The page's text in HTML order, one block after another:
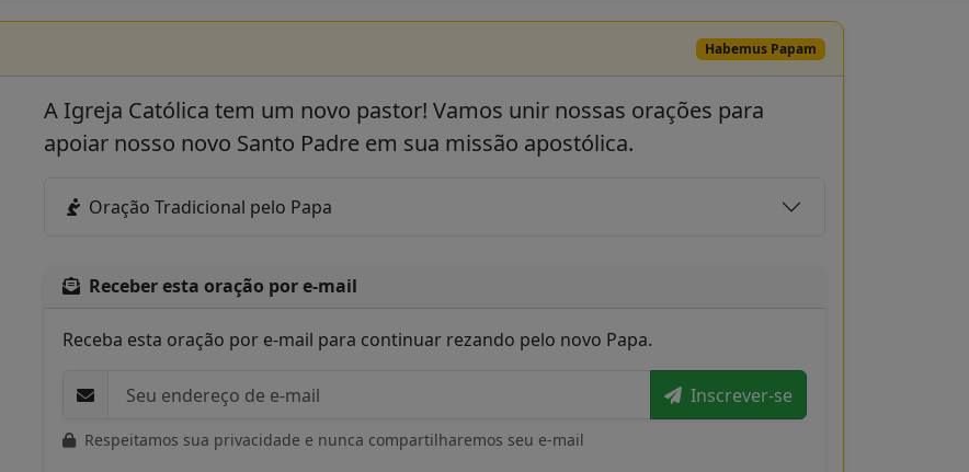
Habemus Papam
A Igreja Católica tem um novo pastor! Vamos unir nossas orações para
apoiar nosso novo Santo Padre em sua missão apostólica.
Oração Tradicional pelo Papa
Receber esta oração por e-mail
Receba esta oração por e-mail para continuar rezando pelo novo Papa.
Inscrever-se
Respeitamos sua privacidade e nunca compartilharemos seu e-mail